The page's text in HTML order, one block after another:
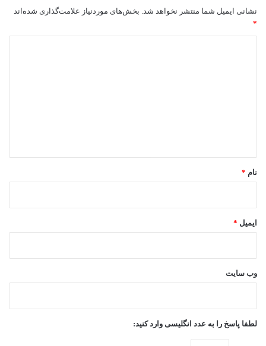
نشانی ایمیل شما منتشر نخواهد شد. بخش‌های موردنیاز علامت‌گذاری شده‌اند
*
نام *
ایمیل *
وب‌ سایت
لطفا پاسخ را به عدد انگلیسی وارد کنید: